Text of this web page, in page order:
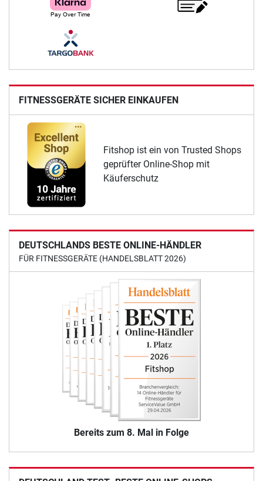
FITNESSGERÄTE SICHER EINKAUFEN
Fitshop ist ein von Trusted Shops
geprüfter Online-Shop mit
Käuferschutz
DEUTSCHLANDS BESTE ONLINE-HÄNDLER
FÜR FITNESSGERÄTE (HANDELSBLATT 2026)
Bereits zum 8. Mal in Folge